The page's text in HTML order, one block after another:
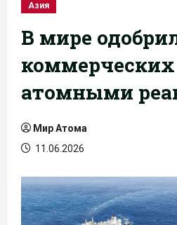
Азия
В мире
коммерческих
атомными
Мир Атома
11.06.2026